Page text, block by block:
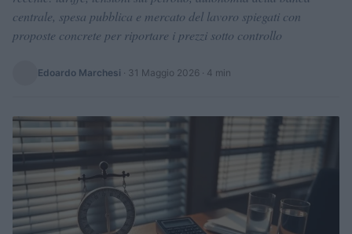
centrale, spesa pubblica e mercato del lavoro spiegati con
proposte concrete per riportare i prezzi sotto controllo
Edoardo Marchesi · 31 Maggio 2026 · 4 min